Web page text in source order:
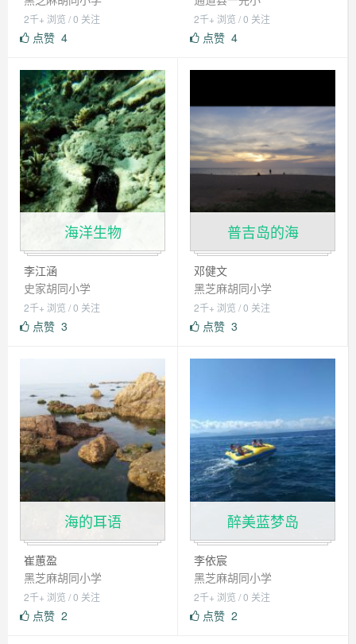
2千+ 浏览 / 0 关注
点赞 4
2千+ 浏览 / 0 关注
点赞 4
海洋生物
李江涵
史家胡同小学
2千+ 浏览 / 0 关注
点赞 3
普吉岛的海
邓健文
黑芝麻胡同小学
2千+ 浏览 / 0 关注
点赞 3
海的耳语
崔蕙盈
黑芝麻胡同小学
2千+ 浏览 / 0 关注
点赞 2
醉美蓝梦岛
李依宸
黑芝麻胡同小学
2千+ 浏览 / 0 关注
点赞 2